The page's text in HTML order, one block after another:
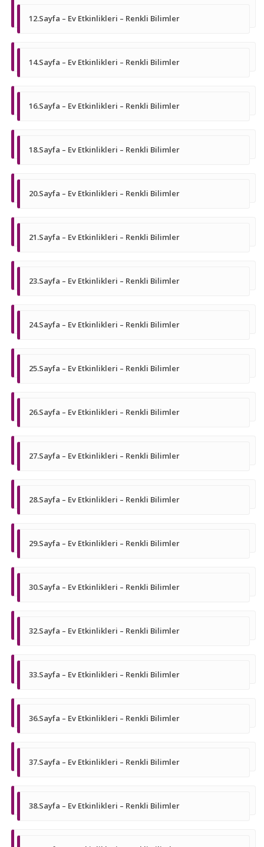
12.Sayfa – Ev Etkinlikleri – Renkli Bilimler
14.Sayfa – Ev Etkinlikleri – Renkli Bilimler
16.Sayfa – Ev Etkinlikleri – Renkli Bilimler
18.Sayfa – Ev Etkinlikleri – Renkli Bilimler
20.Sayfa – Ev Etkinlikleri – Renkli Bilimler
21.Sayfa – Ev Etkinlikleri – Renkli Bilimler
23.Sayfa – Ev Etkinlikleri – Renkli Bilimler
24.Sayfa – Ev Etkinlikleri – Renkli Bilimler
25.Sayfa – Ev Etkinlikleri – Renkli Bilimler
26.Sayfa – Ev Etkinlikleri – Renkli Bilimler
27.Sayfa – Ev Etkinlikleri – Renkli Bilimler
28.Sayfa – Ev Etkinlikleri – Renkli Bilimler
29.Sayfa – Ev Etkinlikleri – Renkli Bilimler
30.Sayfa – Ev Etkinlikleri – Renkli Bilimler
32.Sayfa – Ev Etkinlikleri – Renkli Bilimler
33.Sayfa – Ev Etkinlikleri – Renkli Bilimler
36.Sayfa – Ev Etkinlikleri – Renkli Bilimler
37.Sayfa – Ev Etkinlikleri – Renkli Bilimler
38.Sayfa – Ev Etkinlikleri – Renkli Bilimler